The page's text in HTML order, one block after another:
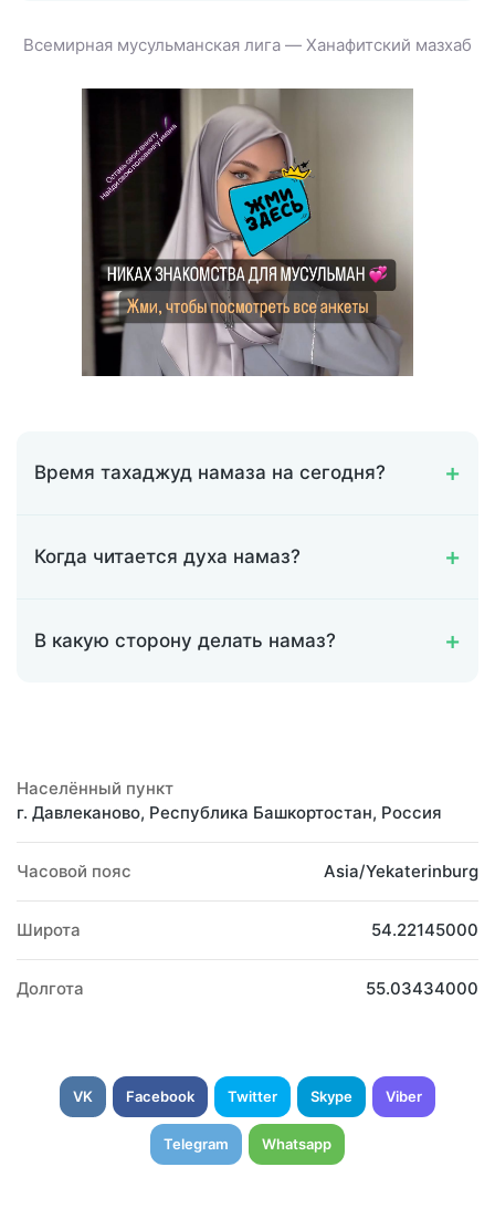
Всемирная мусульманская лига — Ханафитский мазхаб
Время тахаджуд намаза на сегодня?
Когда читается духа намаз?
В какую сторону делать намаз?
Населённый пункт
г. Давлеканово, Республика Башкортостан, Россия
Часовой пояс Asia/Yekaterinburg
Широта 54.22145000
Долгота 55.03434000
VK Facebook Twitter Skype Viber
Telegram Whatsapp